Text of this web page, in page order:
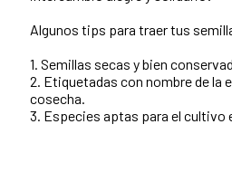
Algunos tips para traer tus
1. Semillas secas y bien
2. Etiquetadas con nombre de la
cosecha.
3. Especies aptas para el cultivo